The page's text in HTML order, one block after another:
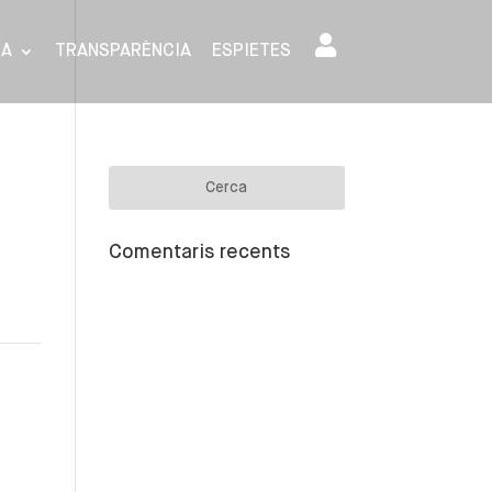
TRANSPARÈNCIA ESPIETES
Comentaris recents